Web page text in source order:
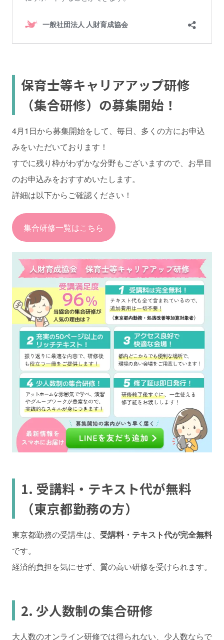
保育士等キャリアアップ研修
（集合研修）の募集開始！
4月1日から募集開始をして、毎日、多くの方にお申込
みをいただいております！
すでに残り枠がわずかな分野もございますので、お早目
のお申込みをおすすめいたします。
詳細は以下からご確認ください！
集合研修一覧はこちら
1. 受講料・テキスト代が無料
（東京都勤務の方）
東京都勤務の受講生は、 受講料・テキスト代が完全無料
です。
経済的負担を気にせず、質の高い研修を受けられます。
2. 少人数制の集合研修
大人数のオンライン研修では得られない、少人数ならで